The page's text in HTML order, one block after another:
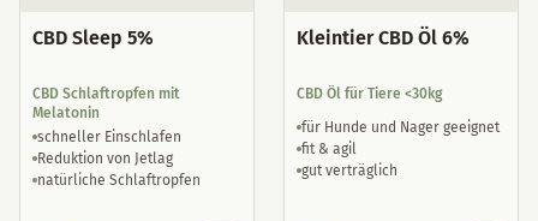
CBD Sleep 5%
CBD Schlaftropfen mit
Melatonin
schneller Einschlafen
Reduktion von Jetlag
natürliche Schlaftropfen
Kleintier CBD Öl 6%
CBD Öl für Tiere <30kg
für Hunde und Nager geeignet
fit & agil
gut verträglich